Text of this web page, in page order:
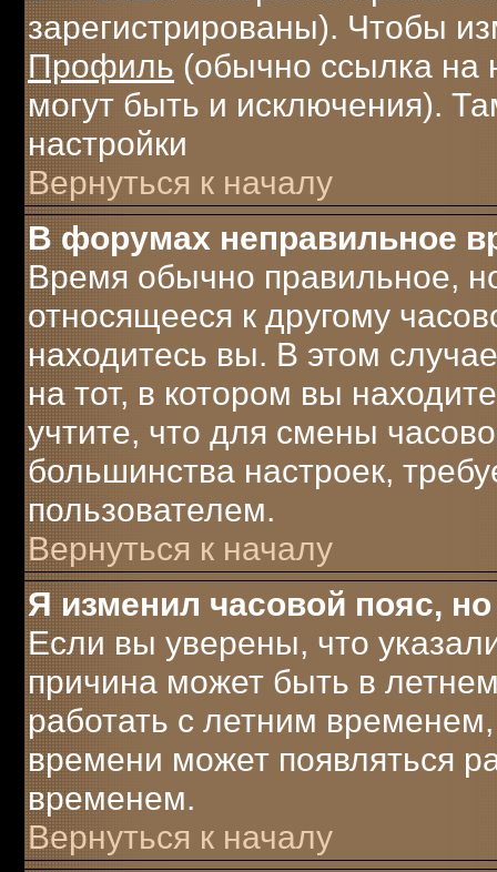
зарегистрированы). Чтобы
Профиль (обычно ссылка на
могут быть и исключения).
настройки
Вернуться к началу
В форумах неправильное
Время обычно правильное,
относящееся к другому
находитесь вы. В этом
на тот, в котором вы
учтите, что для смены
большинства настроек,
пользователем.
Вернуться к началу
Я изменил часовой пояс,
Если вы уверены, что
причина может быть в
работать с летним
времени может появляться
временем.
Вернуться к началу